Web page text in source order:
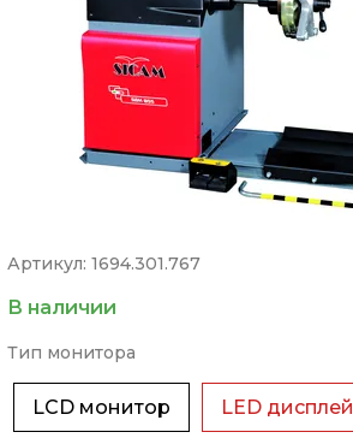
Артикул: 1694.301.767
В наличии
Тип монитора
LCD монитор LED дисплей